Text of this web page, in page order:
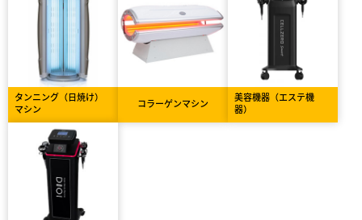
タンニング（日焼け）
マシン
コラーゲンマシン
美容機器（エステ機
器）